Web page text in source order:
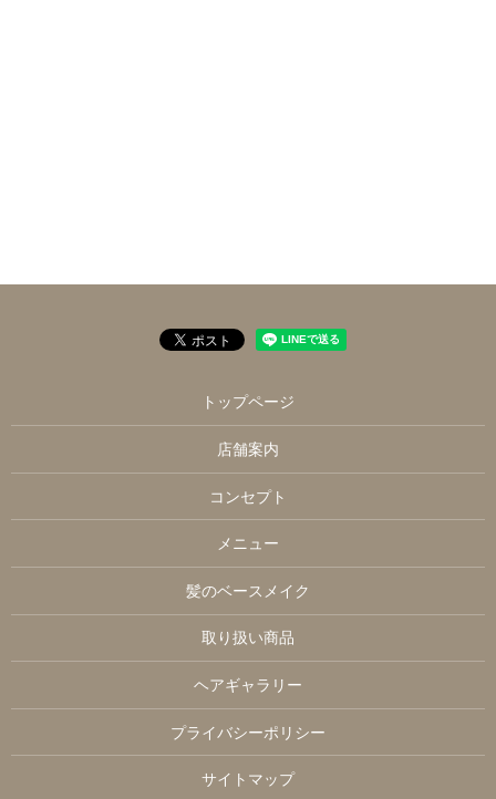
トップページ
店舗案内
コンセプト
メニュー
髪のベースメイク
取り扱い商品
ヘアギャラリー
プライバシーポリシー
サイトマップ